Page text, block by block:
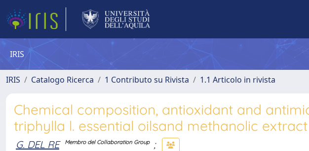
IRIS
IRIS Catalogo Ricerca 1 Contributo su Rivista 1.1 Articolo in rivista
Chemical composition, antioxidant and
triphylla l. essential oilsand methanolic extract
G. DEL RE Membro del Collaboration Group
;